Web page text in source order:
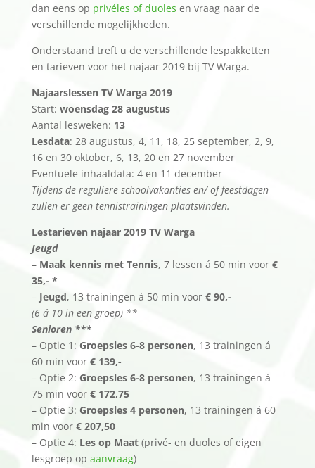
dan eens op privéles of duoles en vraag naar de
verschillende mogelijkheden.
Onderstaand treft u de verschillende lespakketten
en tarieven voor het najaar 2019 bij TV Warga.
Najaarslessen TV Warga 2019
Start: woensdag 28 augustus
Aantal lesweken: 13
Lesdata: 28 augustus, 4, 11, 18, 25 september, 2, 9,
16 en 30 oktober, 6, 13, 20 en 27 november
Eventuele inhaaldata: 4 en 11 december
Tijdens de reguliere schoolvakanties en/ of feestdagen
zullen er geen tennistrainingen plaatsvinden.
Lestarieven najaar 2019 TV Warga
Jeugd
– Maak kennis met Tennis, 7 lessen á 50 min voor €
35,- *
– Jeugd, 13 trainingen á 50 min voor € 90,-
(6 á 10 in een groep) **
Senioren ***
– Optie 1: Groepsles 6-8 personen, 13 trainingen á
60 min voor € 139,-
– Optie 2: Groepsles 6-8 personen, 13 trainingen á
75 min voor € 172,75
– Optie 3: Groepsles 4 personen, 13 trainingen á 60
min voor € 207,50
– Optie 4: Les op Maat(privé- en duoles of eigen
lesgroep op aanvraag)